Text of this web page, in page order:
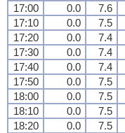
17:00
0.0 7.6
17:10
0.0 7.5
17:20
0.0 7.4
17:30
0.0 7.4
17:40
0.0 7.4
17:50
0.0 7.5
18:00
0.0 7.5
18:10
0.0 7.5
18:20
0.0 7.5